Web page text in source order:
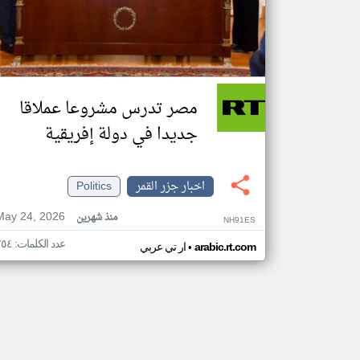
مصر تدرس مشروعا عملاقا
جديدا في دولة إفريقية
اخبار جزر القمر
Politics
24, 2026
منذ شهرين NH91ES
ار تي عربي• arabic.rt.com عدد الكلمات: ٢٥٤